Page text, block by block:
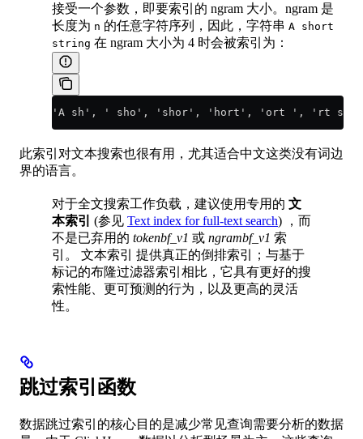
接受一个参数，即要索引的 ngram 大小。ngram 是
长度为 n 的任意字符序列，因此，字符串 A short
string 在 ngram 大小为 4 时会被索引为：
'A sh', ' sho', 'shor', 'hort', 'ort ', 'rt
此索引对文本搜索也很有用，尤其适合中文这类没有词边
界的语言。
对于全文搜索工作负载，建议使用专用的 文
本索引
(参见 Text index for full-text search) ，而
不是已弃用的 tokenbf_v1 或 ngrambf_v1 索
引。 文本索引 提供真正的倒排索引；与基于
标记的布隆过滤器索引相比，它具有更好的搜
索性能、更可预测的行为，以及更高的灵活
性。
跳过索引函数
数据跳过索引的核心目的是减少常见查询需要分析的数据